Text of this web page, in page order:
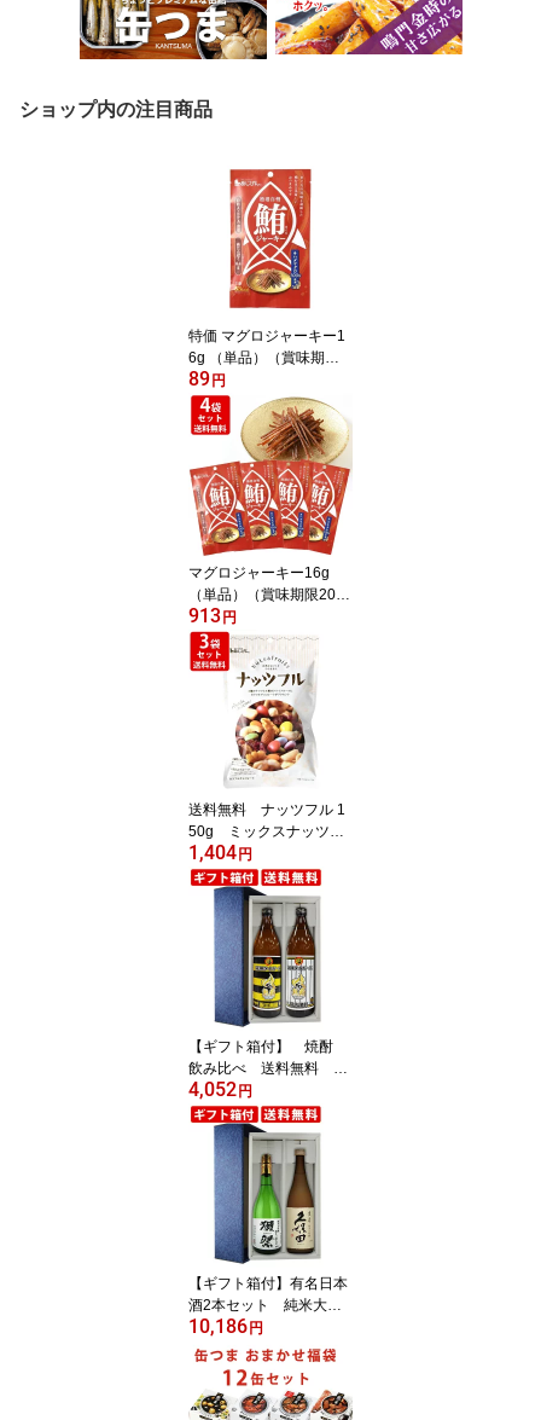
ショップ内の注目商品
特価 マグロジャーキー1
6g （単品）（賞味期限2
026/8/16） 味源 あじげ
ん おつまみ 噛むほど美
味しい キハダマグロ10
0％使用 DHA・EPA含
有 高たんぱく 贈り物 ギ
フト プレゼント お中元
夏ギフト 暑中見舞い
89 円
マグロジャーキー16g
（単品）（賞味期限202
6/8/16） 味源 あじげ
ん おつまみ 旨味凝
縮 噛むほど美味しい
キハダマグロ100％使
用 DHA・EPA含有 高
たんぱく 贈り物 ギフト
プレゼント お中元 夏ギ
フト 暑中見舞い
913 円
送料無料 ナッツフル 1
50g ミックスナッツ
ドライフルーツ チョコ
×3個 味源 クロネコゆう
パケット ポスト投函（代
引き・同梱・着日指定・
ギフト包装不可） 贈り
物 ギフト プレゼント お
中元 夏ギフト 暑中見舞
1,404 円
【ギフト箱付】 焼酎
飲み比べ 送料無料 阪
神タイガース公認 2026
年限定ボトル 熱覇(ねっ
ぱ) 2本セット 獣王無
敵 闘志溌刺 900ml×2
本セット（北海道・沖縄
＋890円） 贈り物 ギフ
ト プレゼント お中元 夏
ギフト 暑中見舞い
4,052 円
【ギフト箱付】有名日本
酒2本セット 純米大吟
醸 獺祭三割九分 久保
田 萬寿 720ml×2本セ
ット 飲み比べセット
送料無料（北海道・沖縄
＋890円） 贈り物 ギフ
10,186 円